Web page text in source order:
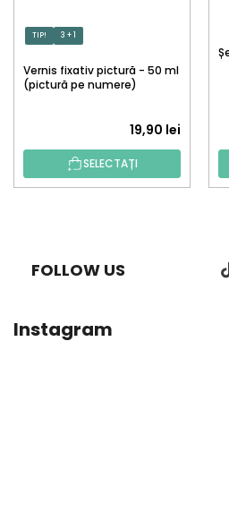
TIP! 3 + 1
Vernis fixativ pictură - 50 ml
(pictură pe numere)
19,90 lei
SELECTAȚI
FOLLOW US
Instagram